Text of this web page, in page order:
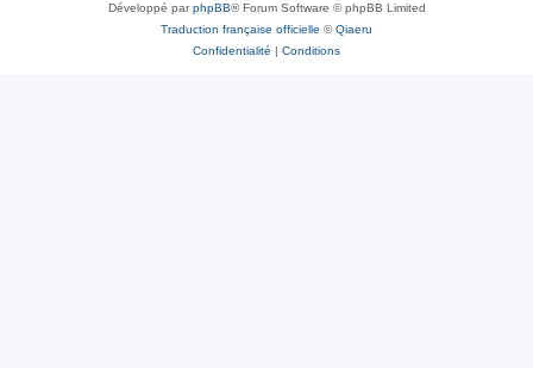
Développé parphpBB® Forum Software © phpBB Limited
Traduction française officielle ©Qiaeru
Confidentialité
Conditions